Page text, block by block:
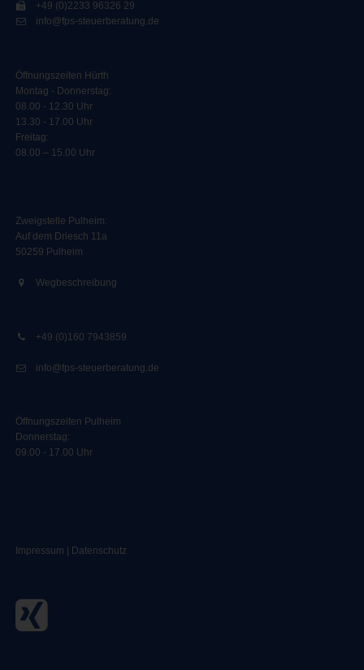
+49 (0)2233 96326 29
info@fps-steuerberatung.de
Öffnungszeiten Hürth
Montag - Donnerstag:
08.00 - 12.30 Uhr
13.30 - 17.00 Uhr
Freitag:
08.00 – 15.00 Uhr
Zweigstelle Pulheim:
Auf dem Driesch 11a
50259 Pulheim
Wegbeschreibung
+49 (0)160 7943859
info@fps-steuerberatung.de
Öffnungszeiten Pulheim
Donnerstag:
09.00 - 17.00 Uhr
Impressum Datenschutz